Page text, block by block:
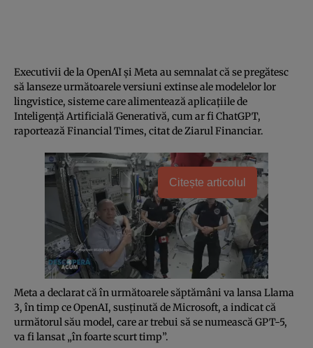
Executivii de la OpenAI şi Meta au semnalat că se pregătesc
să lanseze următoarele versiuni extinse ale modelelor lor
lingvistice, sisteme care alimentează aplicaţiile de
Inteligenţă Artificială Generativă, cum ar fi ChatGPT,
raportează Financial Times, citat de Ziarul Financiar.
Citește articolul
Meta a declarat că în următoarele săptămâni va lansa Llama
3, în timp ce OpenAI, susţinută de Microsoft, a indicat că
următorul său model, care ar trebui să se numească GPT-5,
va fi lansat „în foarte scurt timp”.